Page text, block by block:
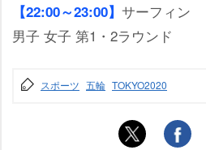
【22:00～23:00】 サーフィン
男子 女子 第1・2ラウンド
スポーツ 五輪 TOKYO2020